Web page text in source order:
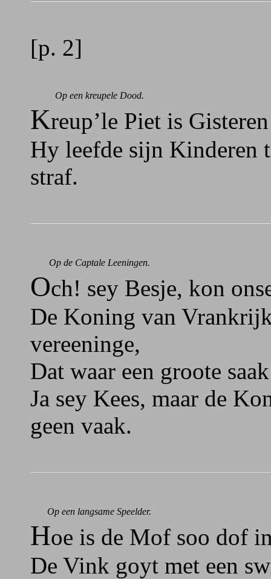
[p. 2]
Op een kreupele Dood.
Kreup’le Piet is
Hy leefde sijn Kinderen
straf.
Op de Captale Leeningen.
Och! sey Besje, kon
De Koning van
vereeninge,
Dat waar een groote
Ja sey Kees, maar de
geen vaak.
Op een langsame Speelder.
Hoe is de Mof soo dof
De Vink goyt met een